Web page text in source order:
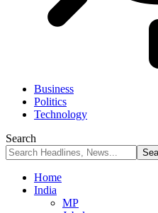
Business
Politics
Technology
Search
Home
India
MP